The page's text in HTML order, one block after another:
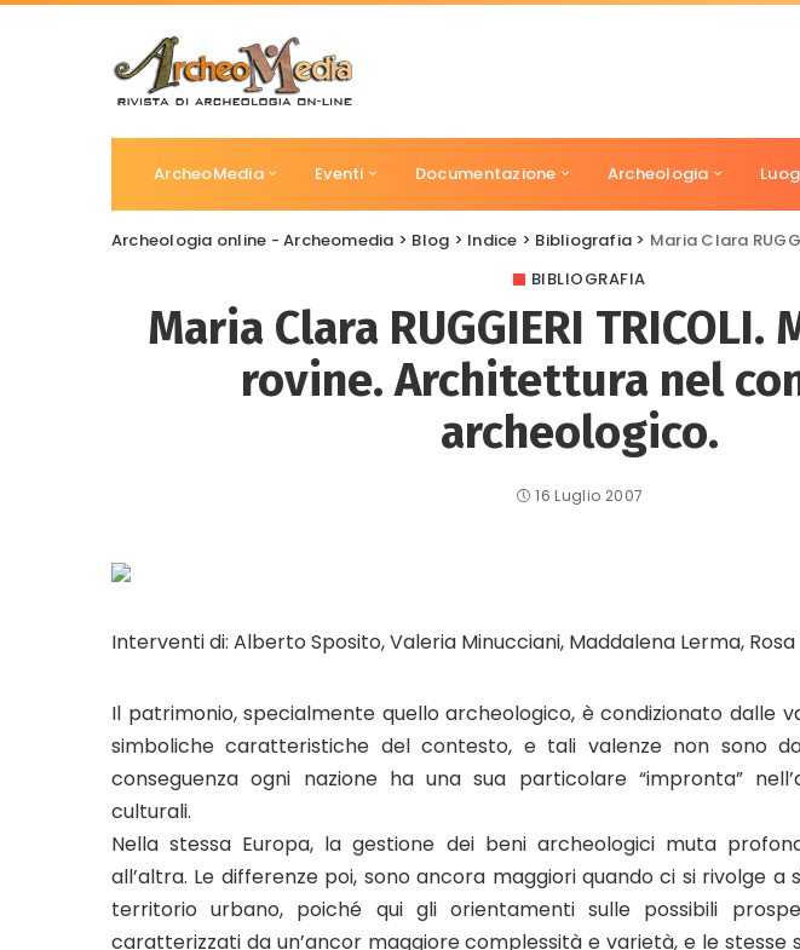
ArcheoMedia Eventi Documentazione Archeologia
Archeologia online - Archeomedia > Blog > Indice > Bibliografia > Maria Clara RUGGIERI TRICOLI.
BIBLIOGRAFIA
Maria Clara RUGGIERI
rovine. Architettura nel
archeologico.
16 Luglio 2007
Interventi di: Alberto Sposito, Valeria Minucciani, Maddalena Lerma, Rosa
Il patrimonio, specialmente quello archeologico, è condizionato dalle
simboliche caratteristiche del contesto, e tali valenze non sono
conseguenza ogni nazione ha una sua particolare “impronta”
culturali.
Nella stessa Europa, la gestione dei beni archeologici muta
all’altra. Le differenze poi, sono ancora maggiori quando ci si rivolge
territorio urbano, poiché qui gli orientamenti sulle possibili
caratterizzati da un’ancor maggiore complessità e varietà, e le stesse